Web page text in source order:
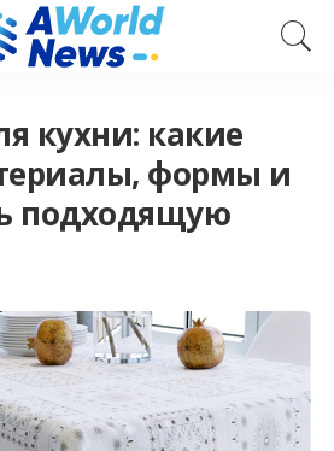
кухни: какие
формы и
подходящую